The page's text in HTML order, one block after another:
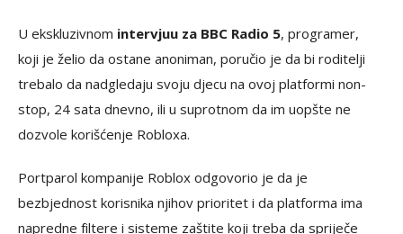
U ekskluzivnom intervjuu za BBC Radio 5, programer,
koji je želio da ostane anoniman, poručio je da bi roditelji
trebalo da nadgledaju svoju djecu na ovoj platformi non-
stop, 24 sata dnevno, ili u suprotnom da im uopšte ne
dozvole korišćenje Robloxa.
Portparol kompanije Roblox odgovorio je da je
bezbjednost korisnika njihov prioritet i da platforma ima
napredne filtere i sisteme zaštite koji treba da spriječe